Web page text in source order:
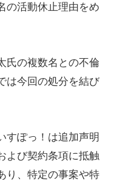
の活動休止理由をめ
氏の複数名との不倫
は今回の処分を結び
すぽっ！は追加声明
よび契約条項に抵触
り、特定の事案や特